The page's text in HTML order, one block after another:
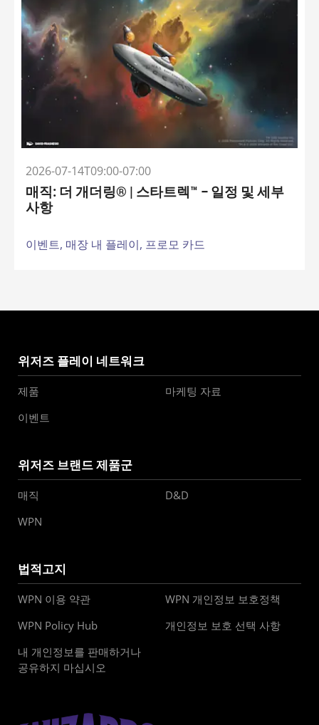
2026-07-14T09:00-07:00
매직: 더 개더링® | 스타트렉™ – 일정 및 세부
사항
이벤트, 매장 내 플레이, 프로모 카드
위저즈 플레이 네트워크
제품
마케팅 자료
이벤트
위저즈 브랜드 제품군
매직
D&D
WPN
법적고지
WPN 이용 약관
WPN 개인정보 보호정책
WPN Policy Hub
개인정보 보호 선택 사항
내 개인정보를 판매하거나
공유하지 마십시오